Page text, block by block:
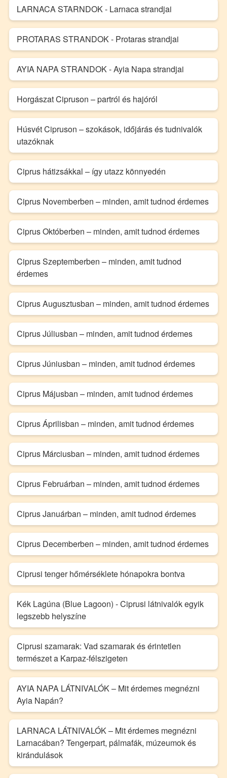
LARNACA STARNDOK - Larnaca strandjai
PROTARAS STRANDOK - Protaras strandjai
AYIA NAPA STRANDOK - Ayia Napa strandjai
Horgászat Cipruson – partról és hajóról
Húsvét Cipruson – szokások, időjárás és tudnivalók
utazóknak
Ciprus hátizsákkal – így utazz könnyedén
Ciprus Novemberben – minden, amit tudnod érdemes
Ciprus Októberben – minden, amit tudnod érdemes
Ciprus Szeptemberben – minden, amit tudnod
érdemes
Ciprus Augusztusban – minden, amit tudnod érdemes
Ciprus Júliusban – minden, amit tudnod érdemes
Ciprus Júniusban – minden, amit tudnod érdemes
Ciprus Májusban – minden, amit tudnod érdemes
Ciprus Áprilisban – minden, amit tudnod érdemes
Ciprus Márciusban – minden, amit tudnod érdemes
Ciprus Februárban – minden, amit tudnod érdemes
Ciprus Januárban – minden, amit tudnod érdemes
Ciprus Decemberben – minden, amit tudnod érdemes
Ciprusi tenger hőmérséklete hónapokra bontva
Kék Lagúna (Blue Lagoon) - Ciprusi látnivalók egyik
legszebb helyszíne
Ciprusi szamarak: Vad szamarak és érintetlen
természet a Karpaz-félszigeten
AYIA NAPA LÁTNIVALÓK – Mit érdemes megnézni
Ayia Napán?
LARNACA LÁTNIVALÓK – Mit érdemes megnézni
Larnacában? Tengerpart, pálmafák, múzeumok és
kirándulások